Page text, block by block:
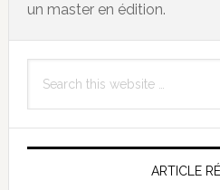
un master en édition.
Primary
Sidebar
this
ARTICLE